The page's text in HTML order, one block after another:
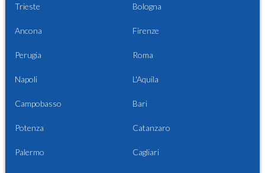
Trieste Bologna
Ancona Firenze
Perugia Roma
Napoli L'Aquila
Campobasso Bari
Potenza Catanzaro
Palermo Cagliari